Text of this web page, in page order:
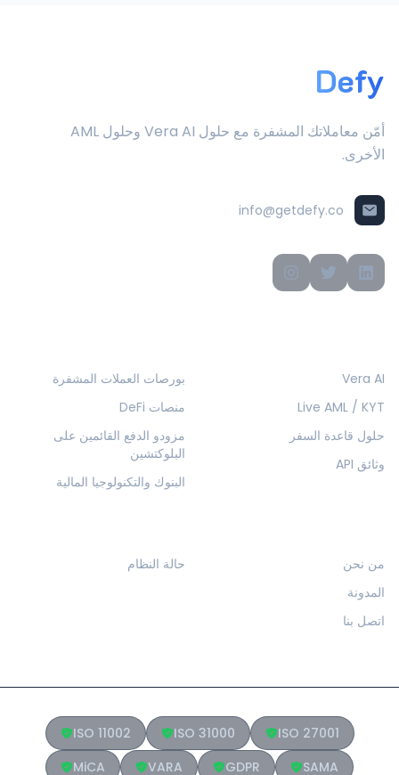
Defy
أمّن معاملاتك المشفرة مع حلول Vera AI وحلول AML
الأخرى.
info@getdefy.co
Vera AI
Live AML / KYT
حلول قاعدة السفر
وثائق API
بورصات العملات المشفرة
منصات DeFi
مزودو الدفع القائمين على
البلوكتشين
البنوك والتكنولوجيا المالية
من نحن
المدونة
اتصل بنا
حالة النظام
ISO 27001
ISO 31000
ISO 11002
SAMA
GDPR
VARA
MiCA